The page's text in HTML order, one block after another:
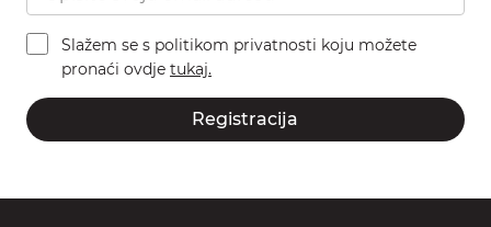
Slažem se s politikom privatnosti koju možete
pronaći ovdje tukaj.
Registracija